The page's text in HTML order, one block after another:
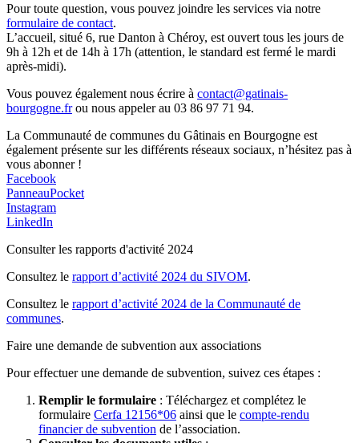
Pour toute question, vous pouvez joindre les services via notre
formulaire de contact.
L’accueil, situé 6, rue Danton à Chéroy, est ouvert tous les jours de
9h à 12h et de 14h à 17h (attention, le standard est fermé le mardi
après-midi).
Vous pouvez également nous écrire à contact@gatinais-
bourgogne.frou nous appeler au 03 86 97 71 94.
La Communauté de communes du Gâtinais en Bourgogne est
également présente sur les différents réseaux sociaux, n’hésitez pas à
vous abonner !
Facebook
PanneauPocket
Instagram
LinkedIn
Consulter les rapports d'activité 2024
Consultez le rapport d’activité 2024 du SIVOM.
Consultez le rapport d’activité 2024 de la Communauté de
communes.
Faire une demande de subvention aux associations
Pour effectuer une demande de subvention, suivez ces étapes :
Remplir le formulaire : Téléchargez et complétez le
formulaire Cerfa 12156*06 ainsi que le compte-rendu
financier de subvention de l’association.